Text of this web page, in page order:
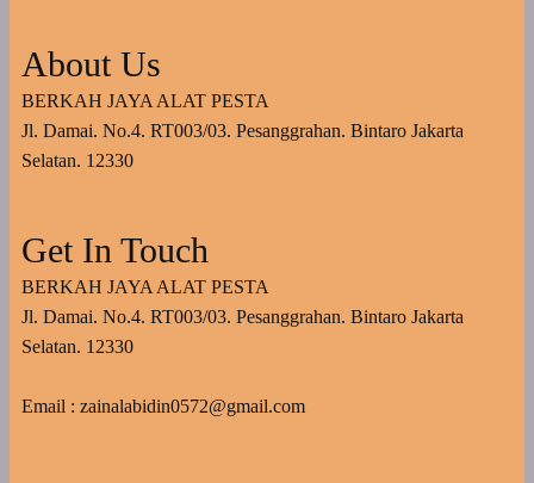
About Us
BERKAH JAYA ALAT PESTA
Jl. Damai. No.4. RT003/03. Pesanggrahan. Bintaro Jakarta
Selatan. 12330
Get In Touch
BERKAH JAYA ALAT PESTA
Jl. Damai. No.4. RT003/03. Pesanggrahan. Bintaro Jakarta
Selatan. 12330
Email : zainalabidin0572@gmail.com